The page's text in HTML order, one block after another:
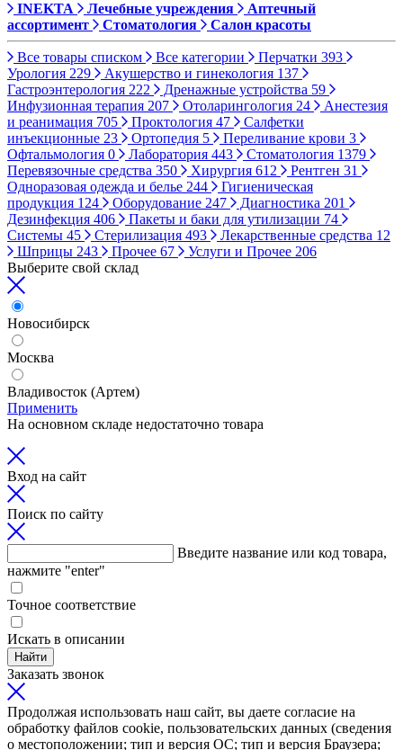
INEKTA Лечебные учреждения
Аптечный
ассортимент
Стоматология Салон красоты
Все товары списком Все категории Перчатки 393
Урология 229 Акушерство и гинекология 137
Гастроэнтерология 222 Дренажные устройства 59
Инфузионная терапия 207 Отоларингология 24
Анестезия
и реанимация 705 Проктология 47
Салфетки
инъекционные 23 Ортопедия 5 Переливание крови 3
Офтальмология 0 Лаборатория 443 Стоматология 1379
Перевязочные средства 350 Хирургия 612 Рентген 31
Одноразовая одежда и белье 244
Гигиеническая
продукция 124 Оборудование 247 Диагностика 201
Дезинфекция 406 Пакеты и баки для утилизации 74
Системы 45 Стерилизация 493 Лекарственные средства 12
Шприцы 243 Прочее 67 Услуги и Прочее 206
Выберите свой склад
Новосибирск
Москва
Владивосток (Артем)
Применить
На основном складе недостаточно товара
Вход на сайт
Поиск по сайту
Введите название или код товара,
нажмите "enter"
Точное соответствие
Искать в описании
Найти
Заказать звонок
Продолжая использовать наш сайт, вы даете согласие на
обработку файлов cookie, пользовательских данных (сведения
о местоположении; тип и версия ОС; тип и версия Браузера;